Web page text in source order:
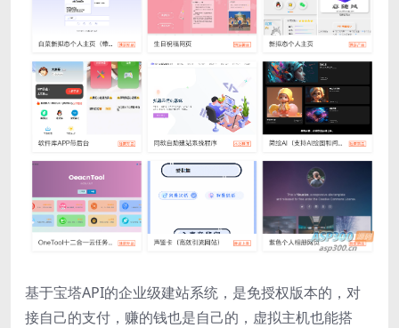
基于宝塔API的企业级建站系统，是免授权版本的，对
接自己的支付，赚的钱也是自己的，虚拟主机也能搭